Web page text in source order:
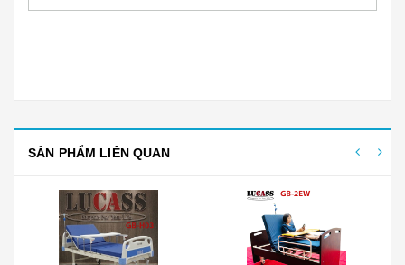
SẢN PHẨM LIÊN QUAN